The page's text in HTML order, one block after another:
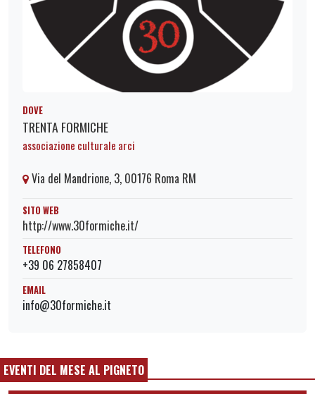
DOVE
TRENTA FORMICHE
associazione culturale arci
Via del Mandrione, 3, 00176 Roma RM
SITO WEB
http://www.30formiche.it/
TELEFONO
+39 06 27858407
EMAIL
info@30formiche.it
EVENTI DEL MESE AL PIGNETO